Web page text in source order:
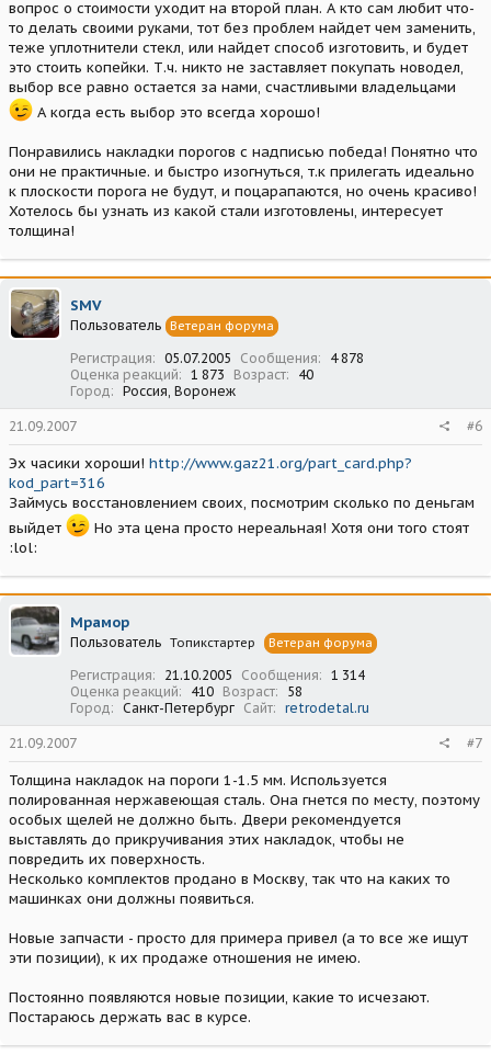
вопрос о стоимости уходит на второй план. А кто сам любит что-
то делать своими руками, тот без проблем найдет чем заменить,
теже уплотнители стекл, или найдет способ изготовить, и будет
это стоить копейки. Т.ч. никто не заставляет покупать новодел,
выбор все равно остается за нами, счастливыми владельцами
А когда есть выбор это всегда хорошо!
Понравились накладки порогов с надписью победа! Понятно что
они не практичные. и быстро изогнуться, т.к прилегать идеально
к плоскости порога не будут, и поцарапаются, но очень красиво!
Хотелось бы узнать из какой стали изготовлены, интересует
толщина!
SMV
Пользователь Ветеран форума
Регистрация 05.07.2005 Сообщения
4 878
Оценка реакций
1 873 Возраст
40
Город
Россия, Воронеж
21.09.2007 #6
Эх часики хороши! http://www.gaz21.org/part_card.php?
kod_part=316
Займусь восстановлением своих, посмотрим сколько по деньгам
выйдет
Но эта цена просто нереальная! Хотя они того стоят
:lol:
Мрамор
Пользователь Топикстартер Ветеран форума
Регистрация 21.10.2005 Сообщения
1 314
Оценка реакций
410 Возраст
58
Город
Санкт-Петербург Сайт retrodetal.ru
21.09.2007 #7
Толщина накладок на пороги 1-1.5 мм. Используется
полированная нержавеющая сталь. Она гнется по месту, поэтому
особых щелей не должно быть. Двери рекомендуется
выставлять до прикручивания этих накладок, чтобы не
повредить их поверхность.
Несколько комплектов продано в Москву, так что на каких то
машинках они должны появиться.
Новые запчасти - просто для примера привел (а то все же ищут
эти позиции), к их продаже отношения не имею.
Постоянно появляются новые позиции, какие то исчезают.
Постараюсь держать вас в курсе.